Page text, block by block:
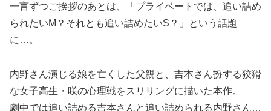
一言ずつご挨拶のあとは、「プライベートでは、追い詰め
られたいM？それとも追い詰めたいS？」という話題
に…。
内野さん演じる娘を亡くした父親と、吉本さん扮する狡猾
な女子高生・咲の心理戦をスリリングに描いた本作。
劇中では追い詰める吉本さんと追い詰められる内野さん…